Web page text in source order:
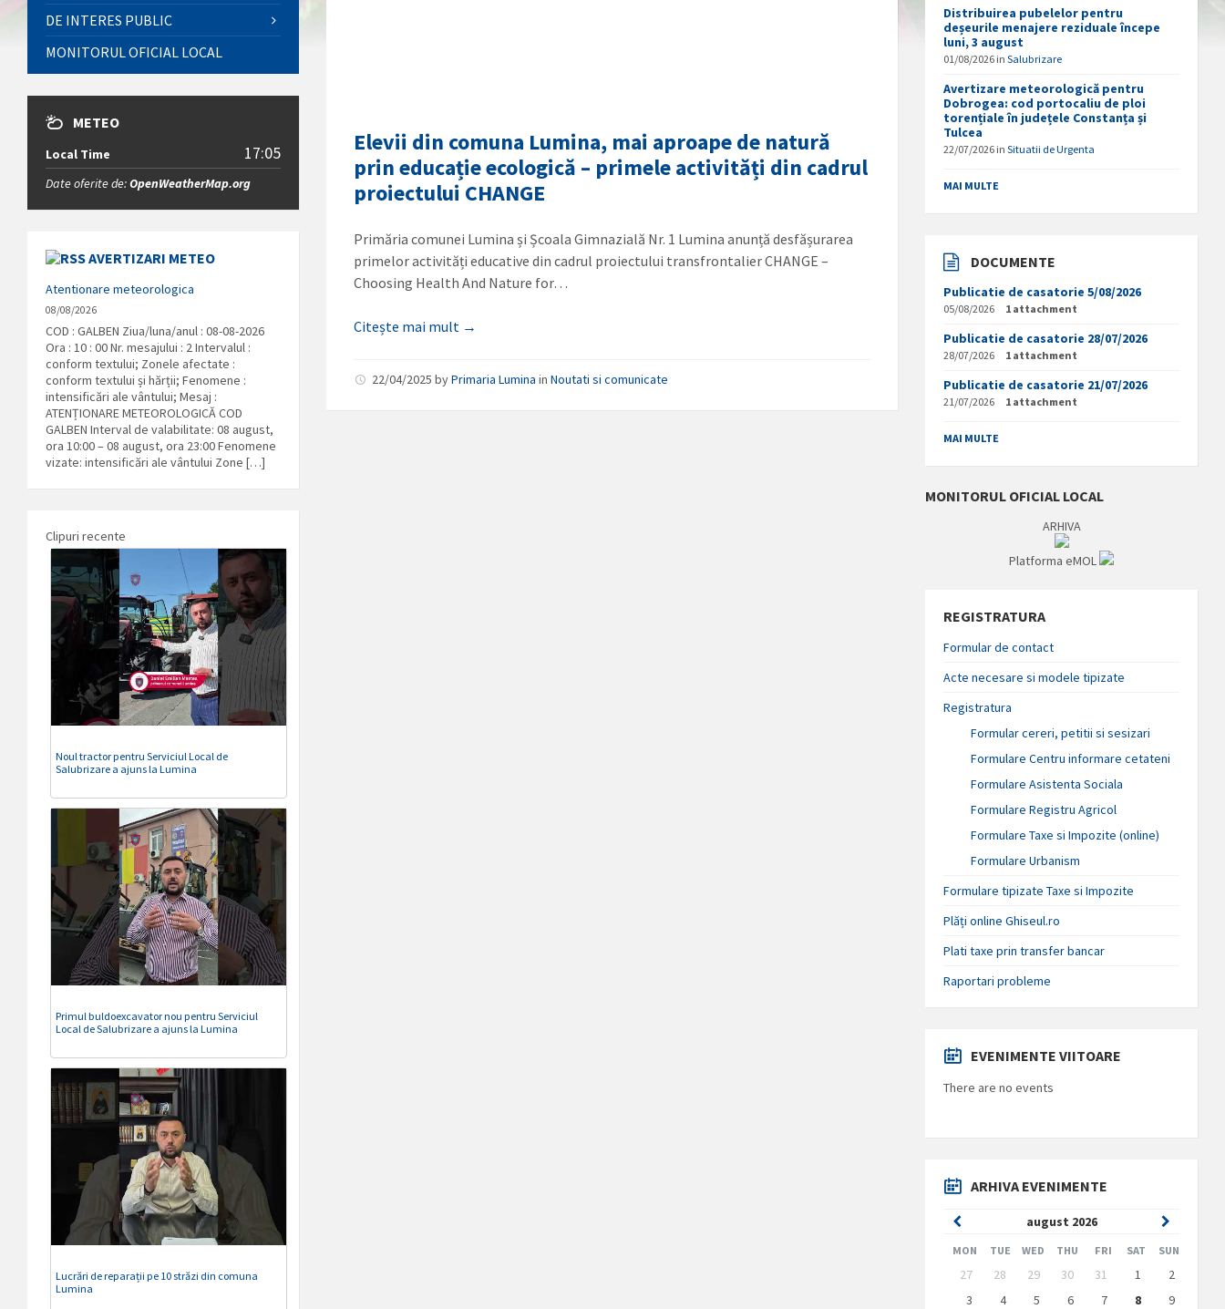
Elevii din comuna Lumina, mai aproape de natură
prin educație ecologică – primele activități din cadrul
proiectului CHANGE
Primăria comunei Lumina și Școala Gimnazială Nr. 1 Lumina anunță desfășurarea
primelor activități educative din cadrul proiectului transfrontalier CHANGE –
Choosing Health And Nature for…
Citește mai mult →
22/04/2025byPrimaria Lumina inNoutati si comunicate
DE INTERES PUBLIC
MONITORUL OFICIAL LOCAL
METEO
Local Time 17:05
Date oferite de:OpenWeatherMap.org
AVERTIZARI METEO
Atentionare meteorologica
08/08/2026
COD : GALBEN Ziua/luna/anul : 08-08-2026
Ora : 10 : 00 Nr. mesajului : 2 Intervalul :
conform textului; Zonele afectate :
conform textului și hărții; Fenomene :
intensificări ale vântului; Mesaj :
ATENȚIONARE METEOROLOGICĂ COD
GALBEN Interval de valabilitate: 08 august,
ora 10:00 – 08 august, ora 23:00 Fenomene
vizate: intensificări ale vântului Zone […]
Clipuri recente
Noul tractor pentru Serviciul Local de
Salubrizare a ajuns la Lumina
Primul buldoexcavator nou pentru Serviciul
Local de Salubrizare a ajuns la Lumina
Lucrări de reparații pe 10 străzi din comuna
Lumina
Distribuirea pubelelor pentru
deșeurile menajere reziduale începe
luni, 3 august
01/08/2026 inSalubrizare
Avertizare meteorologică pentru
Dobrogea: cod portocaliu de ploi
torențiale în județele Constanța și
Tulcea
22/07/2026 inSituatii de Urgenta
MAI MULTE
DOCUMENTE
Publicatie de casatorie 5/08/2026
05/08/2026 1 attachment
Publicatie de casatorie 28/07/2026
28/07/2026 1 attachment
Publicatie de casatorie 21/07/2026
21/07/2026 1 attachment
MAI MULTE
MONITORUL OFICIAL LOCAL
ARHIVA
Platforma eMOL
REGISTRATURA
Formular de contact
Acte necesare si modele tipizate
Registratura
Formular cereri, petitii si sesizari
Formulare Centru informare cetateni
Formulare Asistenta Sociala
Formulare Registru Agricol
Formulare Taxe si Impozite (online)
Formulare Urbanism
Formulare tipizate Taxe si Impozite
Plăți online Ghiseul.ro
Plati taxe prin transfer bancar
Raportari probleme
EVENIMENTE VIITOARE
There are no events
ARHIVA EVENIMENTE
august 2026
Previous
Month
Next
Month
MON TUE WED THU FRI SAT SUN
Skip
calendar
days
27 28 29 30 31 1
2
3
4 5 6 7 8
9